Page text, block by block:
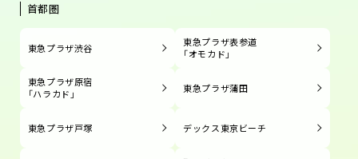
首都圏
東急プラザ渋谷
東急プラザ表参道
「オモカド」
東急プラザ原宿
「ハラカド」
東急プラザ蒲田
東急プラザ戸塚 デックス東京ビーチ